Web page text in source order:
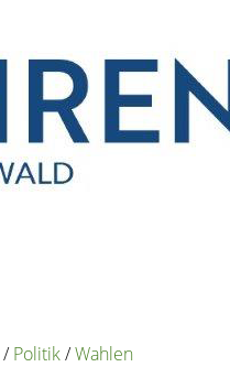
/Politik/Wahlen